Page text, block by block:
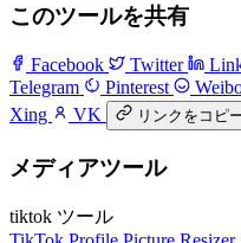
このツールを共有
Facebook Twitter
Telegram
Pinterest
Xing
VK リンクをコピ
メディアツール
tiktok ツール